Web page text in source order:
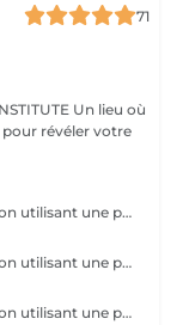
71
révéler votre
Une méthode naturelle et efficace d'épilation utilisant une pâte à base de sucre, eau et citron, idéale pour tous types de peaux, même sensibles. Bénéfices : moins douloureuse, réduit les risques d'irritation et respecte la peau. Résultat : une peau douce et nette, avec une repousse plus lente. Une épilation douce, écologique et respectueuse de votre peau.
Une méthode naturelle et efficace d'épilation utilisant une pâte à base de sucre, eau et citron, idéale pour tous types de peaux, même sensibles. Bénéfices : moins douloureuse, réduit les risques d'irritation et respecte la peau. Résultat : une peau douce et nette, avec une repousse plus lente. Une épilation douce, écologique et respectueuse de votre peau.
Une méthode naturelle et efficace d'épilation utilisant une pâte à base de sucre, eau et citron, idéale pour tous types de peaux, même sensibles. Bénéfices : moins douloureuse, réduit les risques d'irritation et respecte la peau. Résultat : une peau douce et nette, avec une repousse plus lente. Une épilation douce, écologique et respectueuse de votre peau.